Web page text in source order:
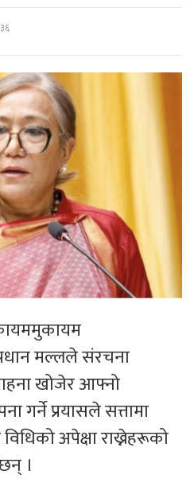
मल्लले संरचना
खोजेर आफ्नो
गर्ने प्रयासले सत्तामा
अपेक्षा राख्नेहरूको
।